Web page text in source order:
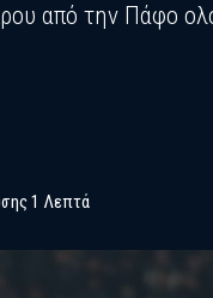
από την Πάφο
1 Λεπτά